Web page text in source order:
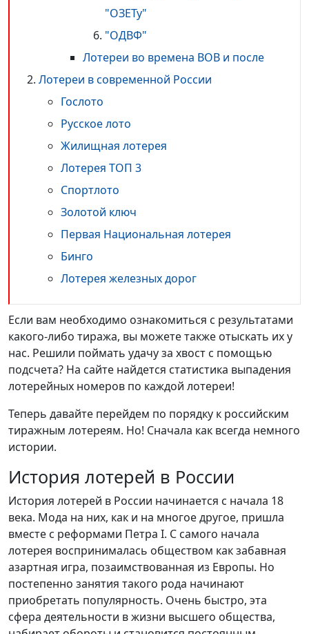
"ОЗЕТу"
"ОДВФ"
Лотереи во времена ВОВ и после
Лотереи в современной России
Гослото
Русское лото
Жилищная лотерея
Лотерея ТОП 3
Спортлото
Золотой ключ
Первая Национальная лотерея
Бинго
Лотерея железных дорог
Если вам необходимо ознакомиться с результатами
какого-либо тиража, вы можете также отыскать их у
нас. Решили поймать удачу за хвост с помощью
подсчета? На сайте найдется статистика выпадения
лотерейных номеров по каждой лотереи!
Теперь давайте перейдем по порядку к российским
тиражным лотереям. Но! Сначала как всегда немного
истории.
История лотерей в России
История лотерей в России начинается с начала 18
века. Мода на них, как и на многое другое, пришла
вместе с реформами Петра I. С самого начала
лотерея воспринималась обществом как забавная
азартная игра, позаимствованная из Европы. Но
постепенно занятия такого рода начинают
приобретать популярность. Очень быстро, эта
сфера деятельности в жизни высшего общества,